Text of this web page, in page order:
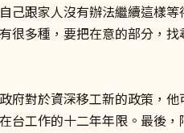
己跟家人沒有辦法繼續這樣
很多種，要把在意的部分，
府對於資深移工新的政策，
台工作的十二年年限。最後